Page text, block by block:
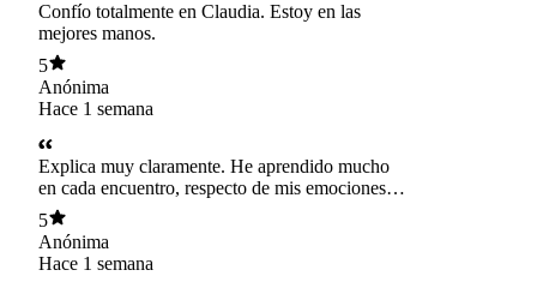
Confío totalmente en Claudia. Estoy en las
mejores manos.
5
Anónima
Hace 1 semana
Explica muy claramente. He aprendido mucho
en cada encuentro, respecto de mis emociones,
pensamientos y comportamientos. Te da
ejemplos prácticos que puedes aplicar en tu vida
cotidiana. Había ido a otros psicólogos antes,
pero nunca me explicaron tan claro como habla
5
Anónima
Hace 1 semana